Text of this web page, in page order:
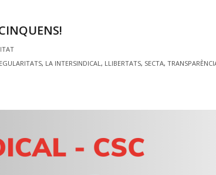
, LA INTERSINDICAL, LLIBERTATS, SECTA,